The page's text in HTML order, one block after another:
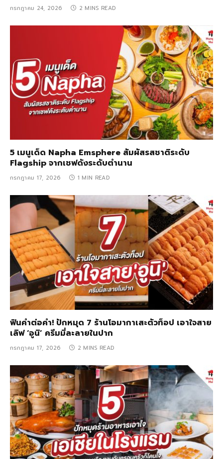
กรกฎาคม 24, 2026 2 MINS READ
5 เมนูเด็ด Napha Emsphere สัมผัสรสชาติระดับ
Flagship จากเชฟดังระดับตำนาน
กรกฎาคม 17, 2026 1 MIN READ
ฟินคำต่อคำ! ปักหมุด 7 ร้านโอมากาเสะตัวท็อป เอาใจสาย
เลิฟ ‘อูนิ’ ครีมมี่ละลายในปาก
กรกฎาคม 17, 2026 2 MINS READ